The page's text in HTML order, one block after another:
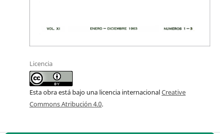
Licencia
Esta obra está bajo una licencia internacionalCreative
Commons Atribución 4.0.